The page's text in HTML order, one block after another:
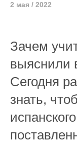
2 мая / 2022
Зачем
выяснили
Сегодня
знать,